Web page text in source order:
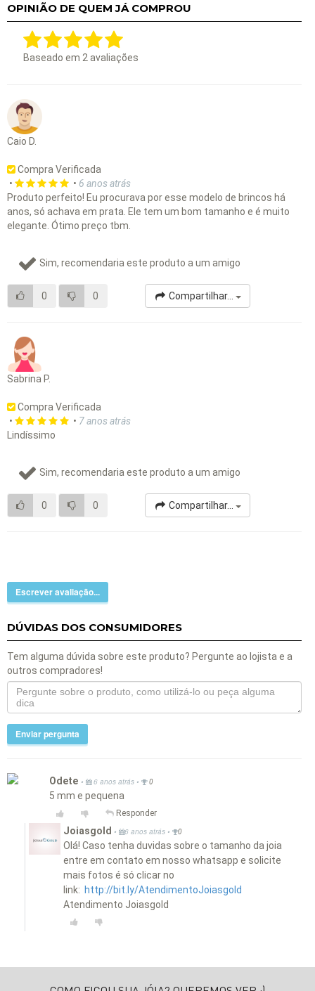
OPINIÃO DE QUEM JÁ COMPROU
Baseado em 2avaliações
Caio D.
Compra Verificada
•
• 6 anos atrás
Produto perfeito! Eu procurava por esse modelo de brincos há
anos, só achava em prata. Ele tem um bom tamanho e é muito
elegante. Ótimo preço tbm.
Sim, recomendaria este produto a um amigo
0 0 Compartilhar...
Sabrina P.
Compra Verificada
•
• 7 anos atrás
Lindíssimo
Sim, recomendaria este produto a um amigo
0 0 Compartilhar...
Escrever avaliação...
DÚVIDAS DOS CONSUMIDORES
Tem alguma dúvida sobre este produto? Pergunte ao lojista e a
outros compradores!
Enviar pergunta
Odete • 6 anos atrás • 0
5 mm e pequena
Responder
Joiasgold • 6 anos atrás • 0
Olá! Caso tenha duvidas sobre o tamanho da joia
entre em contato em nosso whatsapp e solicite
mais fotos é só clicar no
link: http://bit.ly/AtendimentoJoiasgold
Atendimento Joiasgold